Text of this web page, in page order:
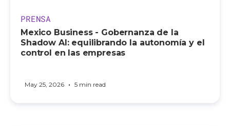
PRENSA
Mexico Business - Gobernanza de la
Shadow AI: equilibrando la autonomía y el
control en las empresas
May 25, 2026 • 5 min read